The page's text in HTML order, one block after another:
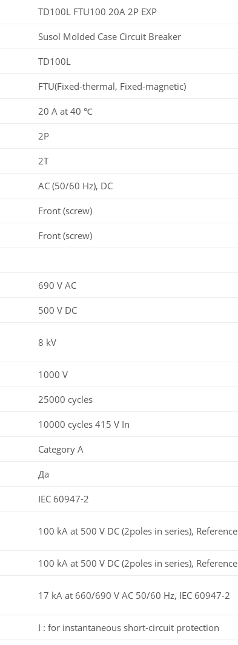
TD100L FTU100 20A 2P EXP
Susol Molded Case Circuit Breaker
TD100L
FTU(Fixed-thermal, Fixed-magnetic)
20 A at 40 ℃
2P
2T
AC (50/60 Hz), DC
Front (screw)
Front (screw)
690 V AC
500 V DC
8 kV
1000 V
25000 cycles
10000 cycles 415 V In
Category A
Да
IEC 60947-2
100 kA at 500 V DC (2poles in series), Reference
100 kA at 500 V DC (2poles in series), Reference
17 kA at 660/690 V AC 50/60 Hz, IEC 60947-2
I : for instantaneous short-circuit protection